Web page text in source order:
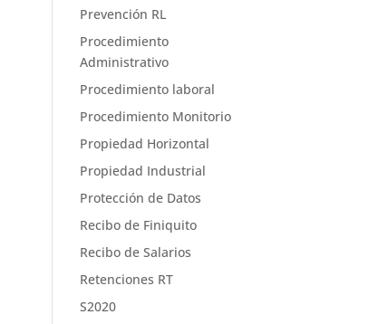
Prevención RL
Procedimiento
Administrativo
Procedimiento laboral
Procedimiento Monitorio
Propiedad Horizontal
Propiedad Industrial
Protección de Datos
Recibo de Finiquito
Recibo de Salarios
Retenciones RT
S2020